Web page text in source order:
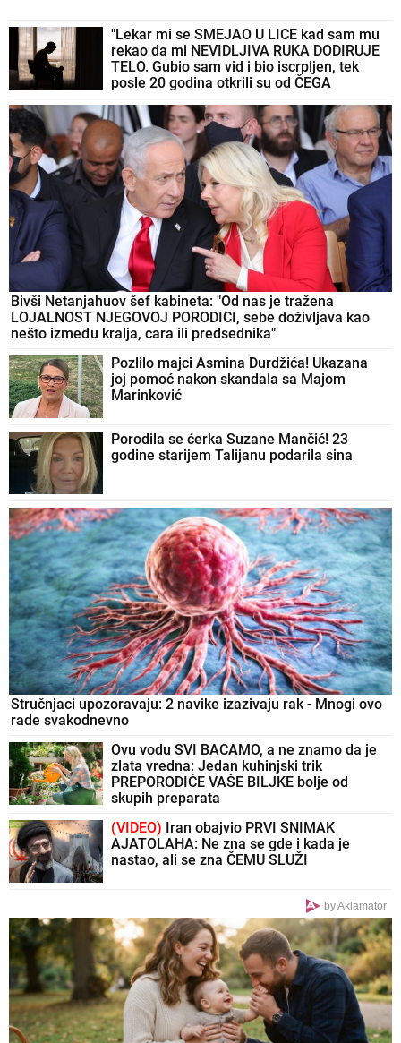
"Lekar mi se SMEJAO U LICE kad sam mu
rekao da mi NEVIDLJIVA RUKA DODIRUJE
TELO. Gubio sam vid i bio iscrpljen, tek
posle 20 godina otkrili su od ČEGA
Bivši Netanjahuov šef kabineta: "Od nas je tražena
LOJALNOST NJEGOVOJ PORODICI, sebe doživljava kao
nešto između kralja, cara ili predsednika"
Pozlilo majci Asmina Durdžića! Ukazana
joj pomoć nakon skandala sa Majom
Marinković
Porodila se ćerka Suzane Mančić! 23
godine starijem Talijanu podarila sina
Stručnjaci upozoravaju: 2 navike izazivaju rak - Mnogi ovo
rade svakodnevno
Ovu vodu SVI BACAMO, a ne znamo da je
zlata vredna: Jedan kuhinjski trik
PREPORODIĆE VAŠE BILJKE bolje od
skupih preparata
(VIDEO) Iran obajvio PRVI SNIMAK
AJATOLAHA: Ne zna se gde i kada je
nastao, ali se zna ČEMU SLUŽI
by Aklamator